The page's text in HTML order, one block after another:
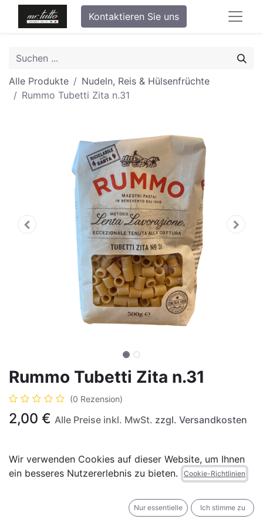
Kontaktieren Sie uns
Alle Produkte
Nudeln, Reis & Hülsenfrüchte
Rummo Tubetti Zita n.31
Rummo Tubetti Zita n.31
(0 Rezension)
2,00 € Alle Preise inkl. MwSt. zzgl. Versandkosten
Wir verwenden Cookies auf dieser Website, um Ihnen
ein besseres Nutzererlebnis zu bieten.
Cookie-Richtlinien
Nur essentielle Ich stimme zu